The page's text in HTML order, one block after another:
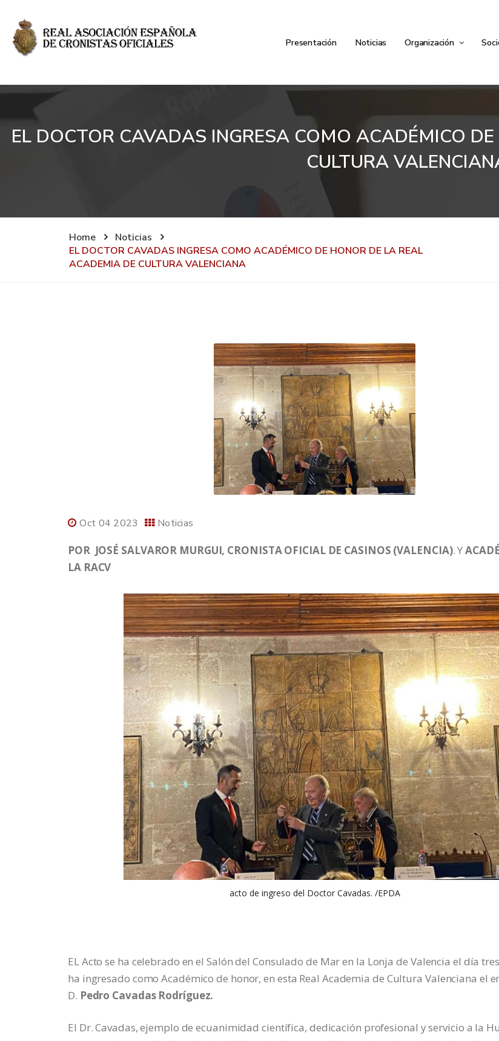
Presentación Noticias Organización
EL DOCTOR CAVADAS INGRESA COMO ACADÉMICO
CULTURA
Home
Noticias
EL DOCTOR CAVADAS INGRESA COMO ACADÉMICO DE HONOR DE LA REAL
ACADEMIA DE CULTURA VALENCIANA
Oct 04 2023 Noticias
POR JOSÉ SALVAROR MURGUI, CRONISTA OFICIAL DE CASINOS (VALENCIA). Y
LA RACV
acto de ingreso del Doctor Cavadas. /EPDA
EL Acto se ha celebrado en el Salón del Consulado de Mar en la Lonja de Valencia el día
ha ingresado como Académico de honor, en esta Real Academia de Cultura Valenciana el
D. Pedro Cavadas Rodríguez.
El Dr. Cavadas, ejemplo de ecuanimidad científica, dedicación profesional y servicio a la